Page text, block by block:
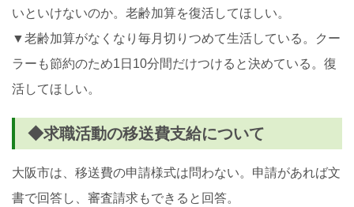
いといけないのか。老齢加算を復活してほしい。
▼老齢加算がなくなり毎月切りつめて生活している。クー
ラーも節約のため1日10分間だけつけると決めている。復
活してほしい。
◆求職活動の移送費支給について
大阪市は、移送費の申請様式は問わない。申請があれば文
書で回答し、審査請求もできると回答。